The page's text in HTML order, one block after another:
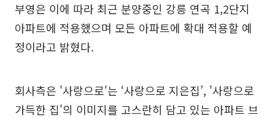
부영은 이에 따라 최근 분양중인 강릉 연곡 1,2단지
아파트에 적용했으며 모든 아파트에 확대 적용할 예
정이라고 밝혔다.
회사측은 '사랑으로'는 ‘사랑으로 지은집’, '사랑으로
가득한 집'의 이미지를 고스란히 담고 있는 아파트 브